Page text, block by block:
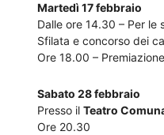
Martedì 17 febbraio
Dalle ore 14.30 – Per le
Sfilata e concorso dei
Ore 18.00 –
Sabato 28 febbraio
Presso il Teatro
Ore 20.30